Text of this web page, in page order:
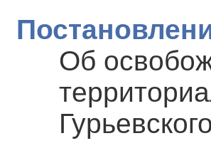
Об